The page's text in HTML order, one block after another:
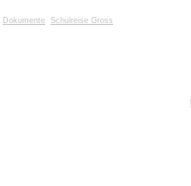
Dokumente Schulreise Gross